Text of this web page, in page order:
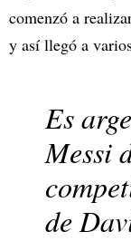
comenzó a
y así llegó a
Es
Messi
de